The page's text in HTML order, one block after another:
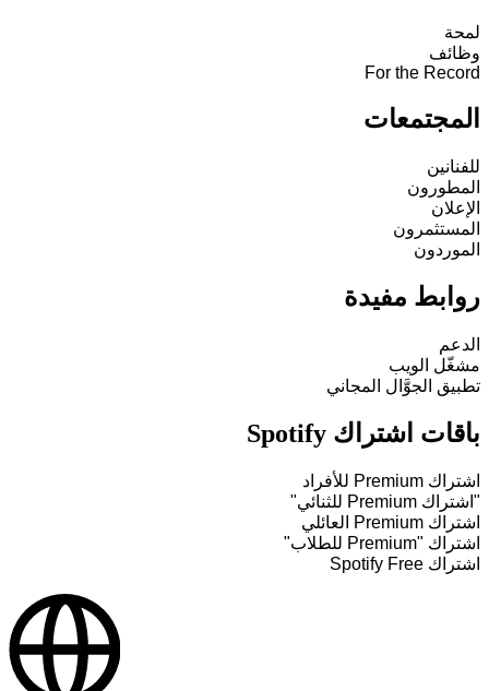
لمحة
وظائف
For the Record
المجتمعات
للفنانين
المطورون
الإعلان
المستثمرون
الموردون
روابط مفيدة
الدعم
مشغّل الويب
تطبيق الجوَّال المجاني
باقات اشتراك Spotify
اشتراك Premium للأفراد
"اشتراك Premium للثنائي"
اشتراك Premium العائلي
اشتراك "Premium للطلاب"
اشتراك Spotify Free